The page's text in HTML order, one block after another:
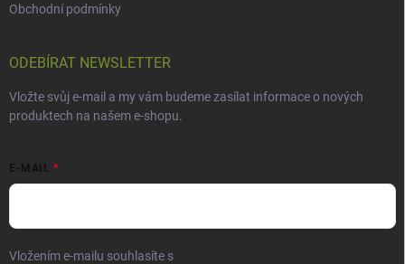
Obchodní podmínky
ODEBÍRAT NEWSLETTER
Vložte svůj e-mail a my vám budeme zasílat informace o nových
produktech na našem e-shopu.
E-MAIL
Vložením e-mailu souhlasíte s